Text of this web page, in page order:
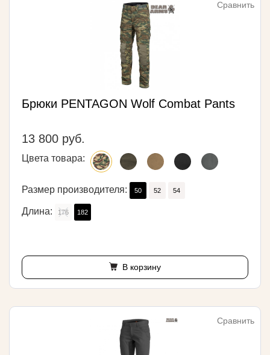
Сравнить
Брюки PENTAGON Wolf Combat Pants
13 800 руб.
Цвета товара:
Размер производителя: 50 52 54
Длина: 176 182
В корзину
Сравнить